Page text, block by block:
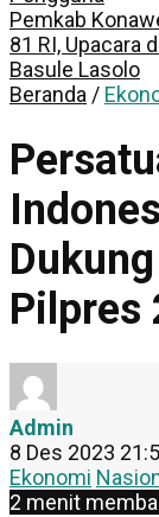
Pemkab
81 RI, Upacara
Basule Lasolo
Beranda /
Pilpres
Admin
8 Des 2023
Ekonomi
2 menit